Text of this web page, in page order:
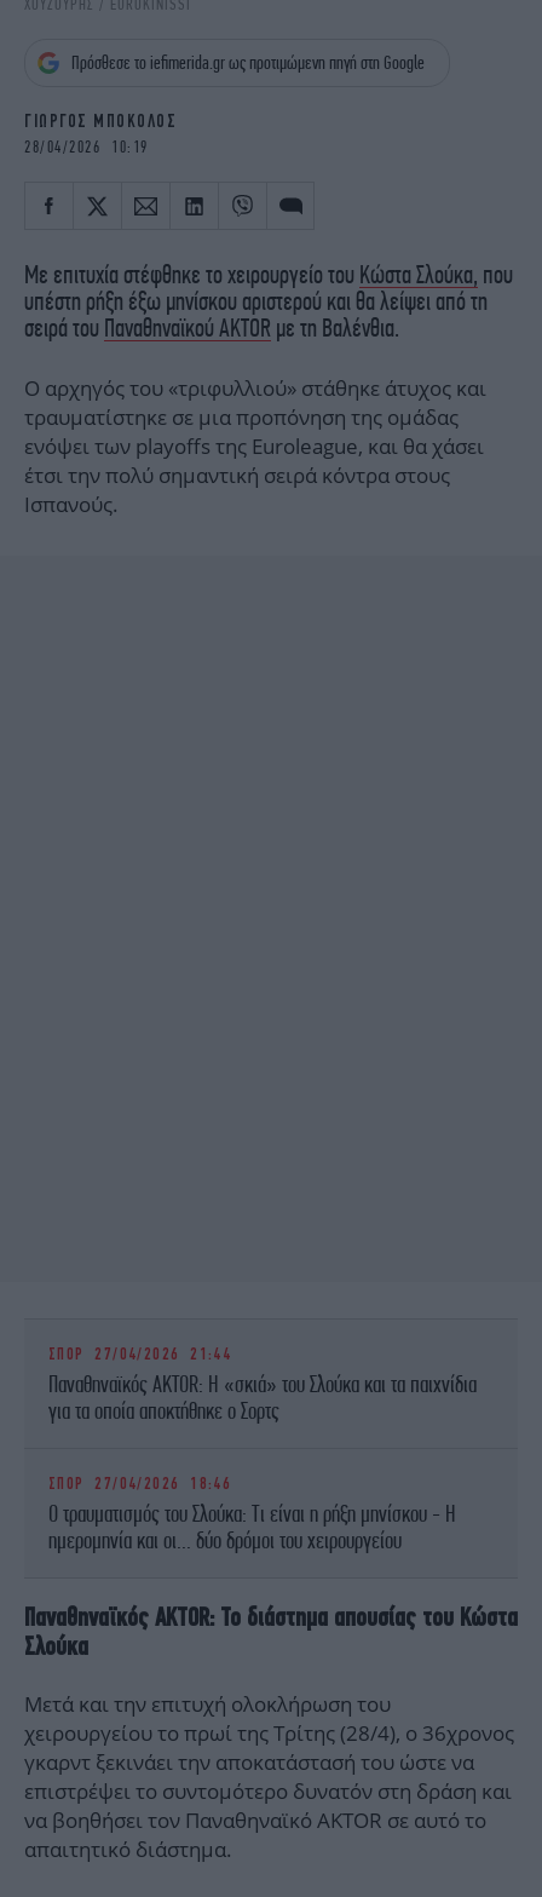
iBOOKS
OSCARS
NEWSLETTER
ΧΟΥΖΟΥΡΗΣ / EUROKINISSI
Πρόσθεσε το iefimerida.gr ως προτιμώμενη πηγή στη Google
ΓΙΩΡΓΟΣ ΜΠΟΚΟΛΟΣ
28/04/2026 10:19
Με επιτυχία στέφθηκε το χειρουργείο του Κώστα Σλούκα, που
υπέστη ρήξη έξω μηνίσκου αριστερού και θα λείψει από τη
σειρά του Παναθηναϊκού AKTOR με τη Βαλένθια.
Ο αρχηγός του «τριφυλλιού» στάθηκε άτυχος και
τραυματίστηκε σε μια προπόνηση της ομάδας
ενόψει των playoffs της Euroleague, και θα χάσει
έτσι την πολύ σημαντική σειρά κόντρα στους
Ισπανούς.
ΣΠΟΡ 27/04/2026 21:44
Παναθηναϊκός AKTOR: Η «σκιά» του Σλούκα και τα παιχνίδια
για τα οποία αποκτήθηκε ο Σορτς
ΣΠΟΡ 27/04/2026 18:46
Ο τραυματισμός του Σλούκα: Τι είναι η ρήξη μηνίσκου - Η
ημερομηνία και οι... δύο δρόμοι του χειρουργείου
Παναθηναϊκός AKTOR: Το διάστημα απουσίας του Κώστα
Σλούκα
Μετά και την επιτυχή ολοκλήρωση του
χειρουργείου το πρωί της Τρίτης (28/4), ο 36χρονος
γκαρντ ξεκινάει την αποκατάστασή του ώστε να
επιστρέψει το συντομότερο δυνατόν στη δράση και
να βοηθήσει τον Παναθηναϊκό AKTOR σε αυτό το
απαιτητικό διάστημα.